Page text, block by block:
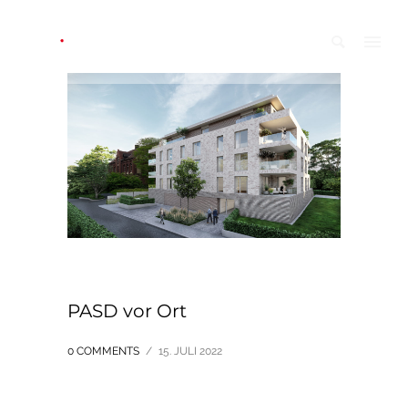
PASD vor Ort
0 COMMENTS / 15. JULI 2022